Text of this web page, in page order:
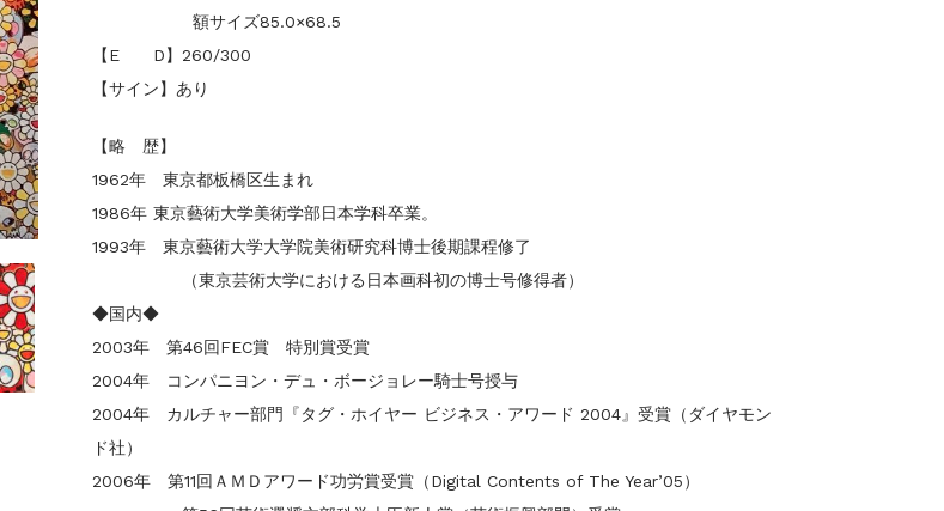
額サイズ85.0×68.5
【E D】260/300
【サイン】あり
【略 歴】
1962年 東京都板橋区生まれ
1986年 東京藝術大学美術学部日本学科卒業。
1993年 東京藝術大学大学院美術研究科博士後期課程修了
（東京芸術大学における日本画科初の博士号修得者）
◆国内◆
2003年 第46回FEC賞 特別賞受賞
2004年 コンパニヨン・デュ・ボージョレー騎士号授与
2004年 カルチャー部門『タグ・ホイヤー ビジネス・アワード 2004』受賞（ダイヤモン
ド社）
2006年 第11回ＡＭＤアワード功労賞受賞（Digital Contents of The Year’05）